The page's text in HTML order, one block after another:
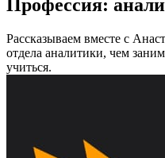
Профессия:
Рассказываем вместе с
отдела аналитики, чем
учиться.